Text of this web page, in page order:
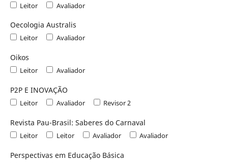
Leitor Avaliador
Oecologia Australis
Leitor Avaliador
Oikos
Leitor Avaliador
P2P E INOVAÇÃO
Leitor Avaliador Revisor 2
Revista Pau-Brasil: Saberes do Carnaval
Leitor Leitor Avaliador Avaliador
Perspectivas em Educação Básica